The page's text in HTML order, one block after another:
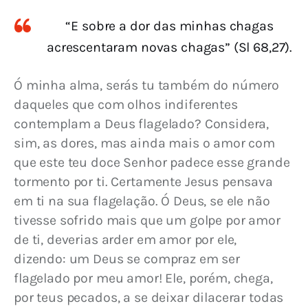
“E sobre a dor das minhas chagas
acrescentaram novas chagas” (Sl 68,27).
Ó minha alma, serás tu também do número
daqueles que com olhos indiferentes
contemplam a Deus flagelado? Considera,
sim, as dores, mas ainda mais o amor com
que este teu doce Senhor padece esse grande
tormento por ti. Certamente Jesus pensava
em ti na sua flagelação. Ó Deus, se ele não
tivesse sofrido mais que um golpe por amor
de ti, deverias arder em amor por ele,
dizendo: um Deus se compraz em ser
flagelado por meu amor! Ele, porém, chega,
por teus pecados, a se deixar dilacerar todas